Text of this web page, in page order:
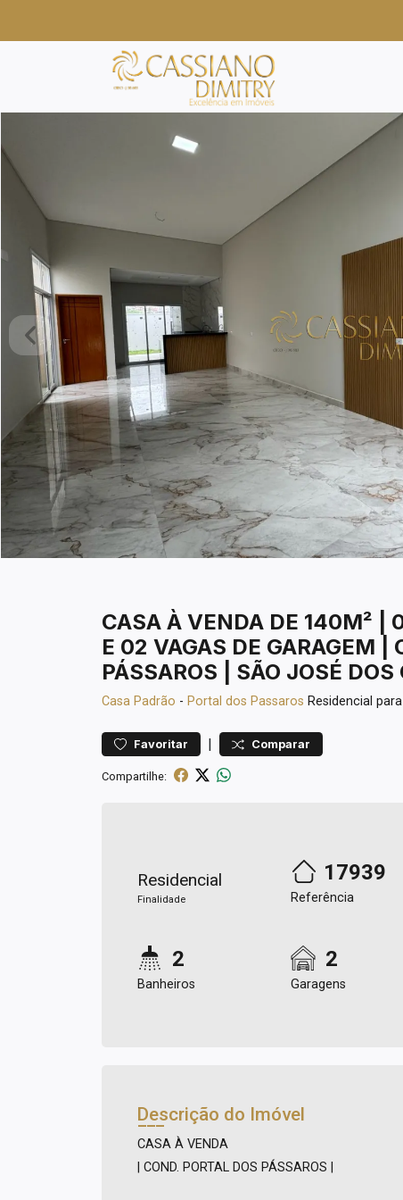
CASA À VENDA DE 140M² |
E 02 VAGAS DE GARAGEM |
PÁSSAROS | SÃO JOSÉ DOS
Casa Padrão - Portal dos Passaros Residencial
Favoritar | Comparar
Compartilhe:
Residencial
Finalidade
17939
Referência
2
Banheiros
2
Garagens
Descrição do Imóvel
CASA À VENDA
| COND. PORTAL DOS PÁSSAROS |